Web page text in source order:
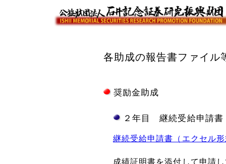
各助成の報告書ファイル
奨励金助成
２年目 継続受給申請書
継続受給申請書（エクセル
成績証明書を添付して申請